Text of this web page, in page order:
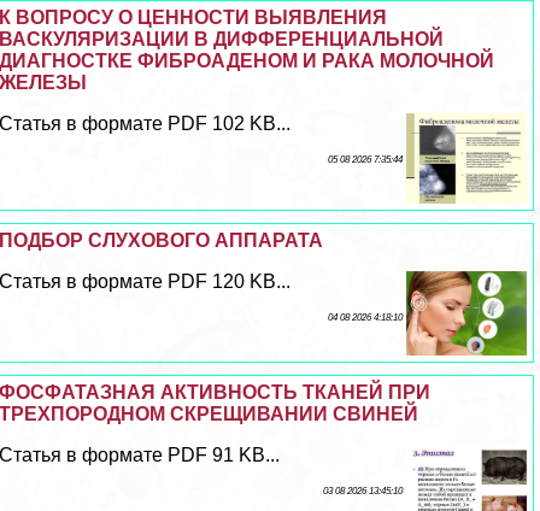
К ВОПРОСУ О ЦЕННОСТИ ВЫЯВЛЕНИЯ
ВАСКУЛЯРИЗАЦИИ В ДИФФЕРЕНЦИАЛЬНОЙ
ДИАГНОСТКЕ ФИБРОАДЕНОМ И РАКА МОЛОЧНОЙ
ЖЕЛЕЗЫ
Статья в формате PDF 102 KB...
05 08 2026 7:35:44
ПОДБОР СЛУХОВОГО АППАРАТА
Статья в формате PDF 120 KB...
04 08 2026 4:18:10
ФОСФАТАЗНАЯ АКТИВНОСТЬ ТКАНЕЙ ПРИ
ТРЕХПОРОДНОМ СКРЕЩИВАНИИ СВИНЕЙ
Статья в формате PDF 91 KB...
03 08 2026 13:45:10